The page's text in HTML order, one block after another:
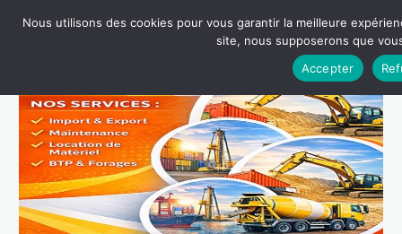
Nous utilisons des cookies pour vous garantir la meilleure
site, nous supposerons que
Accepter